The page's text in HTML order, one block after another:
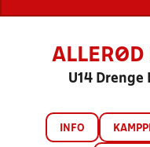
ALLERØD
U14 Drenge
INFO